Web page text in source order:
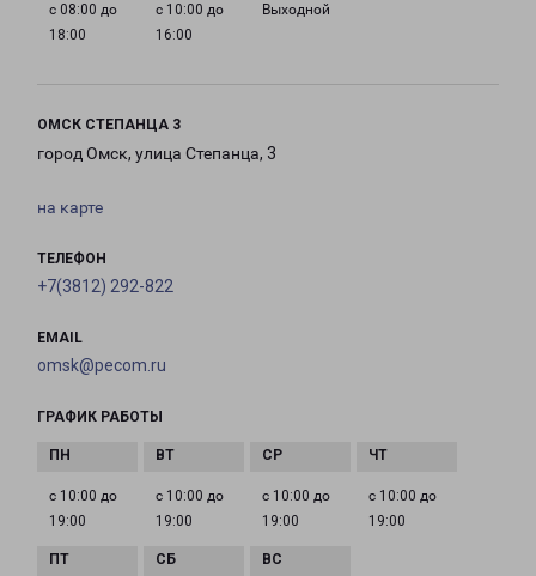
с 08:00 до
18:00
с 10:00 до
16:00
Выходной
ОМСК СТЕПАНЦА 3
город Омск, улица Степанца, 3
на карте
ТЕЛЕФОН
+7(3812) 292-822
EMAIL
omsk@pecom.ru
ГРАФИК РАБОТЫ
с 10:00 до
19:00
с 10:00 до
19:00
с 10:00 до
19:00
с 10:00 до
19:00